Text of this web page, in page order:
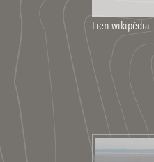
Lien wikipédia :